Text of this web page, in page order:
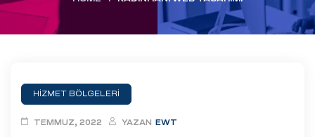
HİZMET BÖLGELERİ
TEMMUZ, 2022 YAZAN EWT